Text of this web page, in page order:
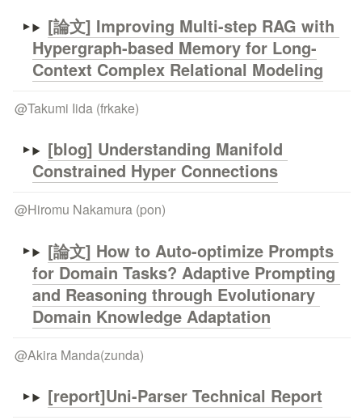
[論文] Improving Multi-step RAG with
Hypergraph-based Memory for Long-
Context Complex Relational Modeling
@Takumi Iida (frkake)
[blog] Understanding Manifold
Constrained Hyper Connections
@Hiromu Nakamura (pon)
[論文] How to Auto-optimize Prompts
for Domain Tasks? Adaptive Prompting
and Reasoning through Evolutionary
Domain Knowledge Adaptation
@Akira Manda(zunda)
[report]Uni-Parser Technical Report